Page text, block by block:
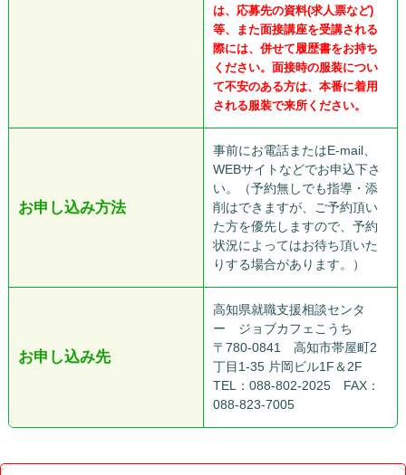
は、応募先の資料(求人票など)
等、また面接講座を受講される
際には、併せて履歴書をお持ち
ください。面接時の服装につい
て不安のある方は、本番に着用
される服装で来所ください。
お申し込み方法
事前にお電話またはE-mail、
WEBサイトなどでお申込下さ
い。（予約無しでも指導・添
削はできますが、ご予約頂い
た方を優先しますので、予約
状況によってはお待ち頂いた
りする場合があります。）
お申し込み先
高知県就職支援相談センタ
ー ジョブカフェこうち
〒780-0841 高知市帯屋町2
丁目1-35 片岡ビル1F＆2F
TEL：088-802-2025 FAX：
088-823-7005